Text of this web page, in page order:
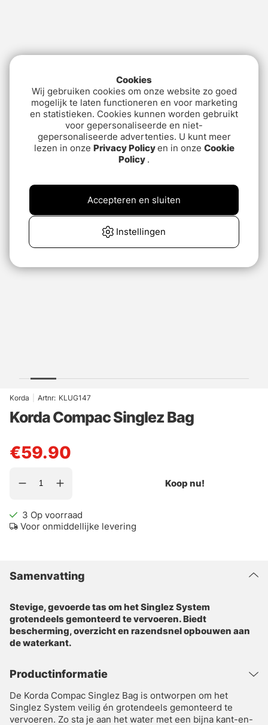
Korda Artnr: KLUG147
Korda Compac Singlez Bag
€59.90
Koop nu!
3 Op voorraad
Voor onmiddellijke levering
Samenvatting
Stevige, gevoerde tas om het Singlez System
grotendeels gemonteerd te vervoeren. Biedt
bescherming, overzicht en razendsnel opbouwen aan
de waterkant.
Productinformatie
De Korda Compac Singlez Bag is ontworpen om het
Singlez System veilig én grotendeels gemonteerd te
vervoeren. Zo sta je aan het water met een bijna kant-en-
Cookies
Wij gebruiken cookies om onze website zo goed
mogelijk te laten functioneren en voor marketing
en statistieken. Cookies kunnen worden gebruikt
voor gepersonaliseerde en niet-
gepersonaliseerde advertenties. U kunt meer
lezen in onze Privacy Policyen in onze Cookie
Policy .
Instellingen
Accepteren en sluiten